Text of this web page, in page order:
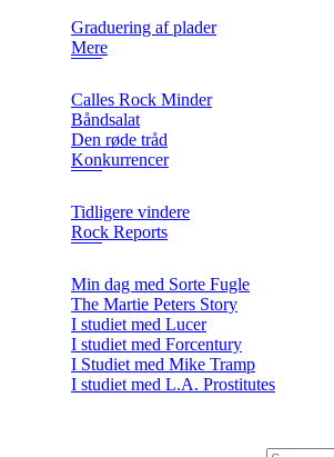
Graduering af plader
Mere
Calles Rock Minder
Båndsalat
Den røde tråd
Konkurrencer
Tidligere vindere
Rock Reports
Min dag med Sorte Fugle
The Martie Peters Story
I studiet med Lucer
I studiet med Forcentury
I Studiet med Mike Tramp
I studiet med L.A. Prostitutes